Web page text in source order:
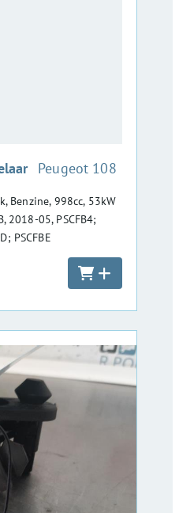
:Peugeot 108
Benzine, 998cc, 53kW
2018-05, PSCFB4;
PSCFBE